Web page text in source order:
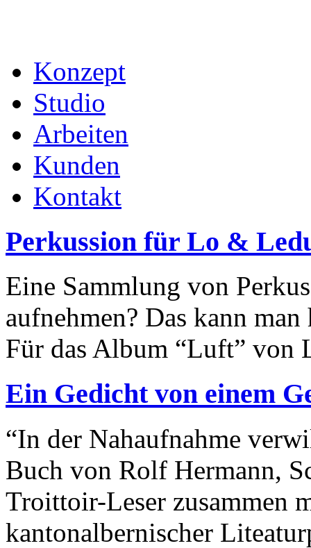
Konzept
Studio
Arbeiten
Kunden
Kontakt
Perkussion für Lo &
Eine Sammlung von
aufnehmen? Das kann
Für das Album “Luft” von
Ein Gedicht von einem
“In der Nahaufnahme
Buch von Rolf Hermann,
Troittoir-Leser zusammen
kantonalbernischer